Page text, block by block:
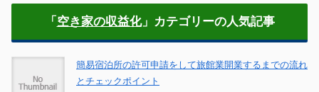
「 空き家の収益化」カテゴリーの人気記事
簡易宿泊所の許可申請をして旅館業開業するまでの流れ
とチェックポイント